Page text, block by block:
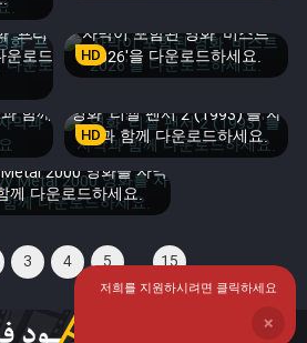
'프리
운로드
자막이 포함된 영화 '비스트
2026'을 다운로드하세요.
HD
함께
영화 '리썰 팬서 2 (1993)'를 자
막과 함께 다운로드하세요.
HD
2000 영화를 자막
께 다운로드하세요.
3 4 5 ... 15
저희를 지원하시려면 클릭하세요
❌